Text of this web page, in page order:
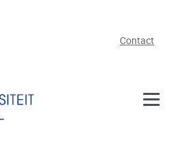
Contact